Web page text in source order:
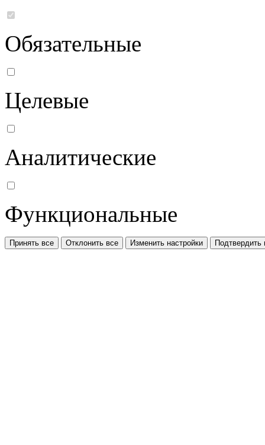
Обязательные
Целевые
Аналитические
Функциональные
Принять все Отклонить все Изменить настройки Подтвердить